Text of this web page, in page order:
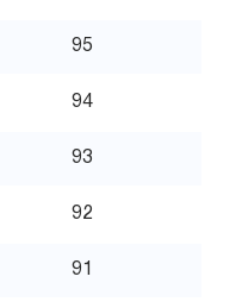
95
94
93
92
91